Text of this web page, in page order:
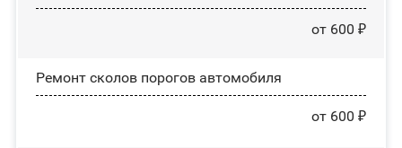
от 600 ₽
Ремонт сколов порогов автомобиля
от 600 ₽